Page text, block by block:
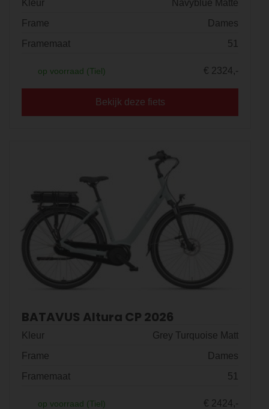
Kleur
Navyblue Matte
Frame
Dames
Framemaat
51
op voorraad (Tiel) € 2324,-
Bekijk deze fiets
BATAVUS Altura CP 2026
Kleur
Grey Turquoise Matt
Frame
Dames
Framemaat
51
op voorraad (Tiel) € 2424,-